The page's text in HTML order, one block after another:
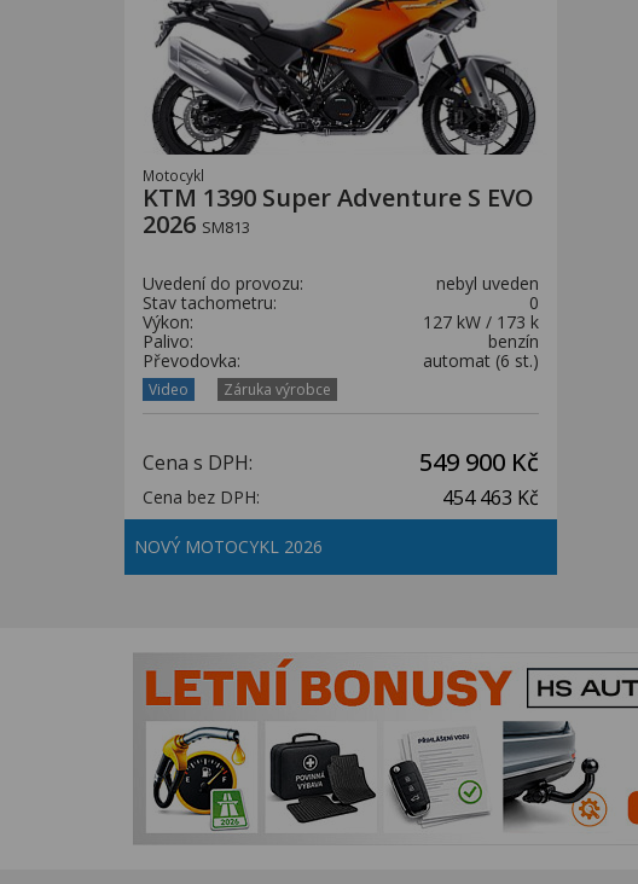
Motocykl
KTM 1390 Super Adventure S EVO
2026 SM813
Uvedení do provozu:
nebyl uveden
Stav tachometru:
0
Výkon:
127 kW / 173 k
Palivo:
benzín
Převodovka:
automat (6 st.)
Video Záruka výrobce
Cena s DPH: 549 900 Kč
Cena bez DPH: 454 463 Kč
NOVÝ MOTOCYKL 2026